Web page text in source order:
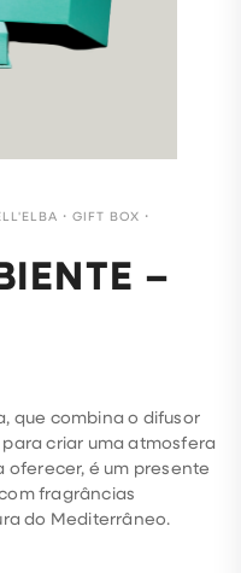
・ GIFT BOX ・
–
que combina o difusor
criar uma atmosfera
é um presente
fragrâncias
do Mediterrâneo.